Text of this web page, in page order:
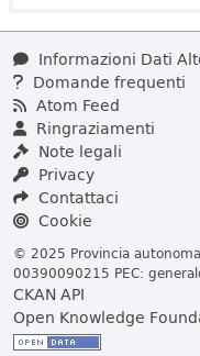
Informazioni Dati
Domande frequenti
Atom Feed
Ringraziamenti
Note legali
Privacy
Contattaci
Cookie
© 2025 Provincia
00390090215 PEC:
CKAN API
Open Knowledge